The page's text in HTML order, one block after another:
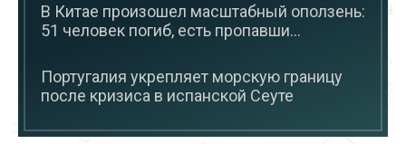
В Китае произошел масштабный оползень:
51 человек погиб, есть пропавши...
Португалия укрепляет морскую границу
после кризиса в испанской Сеуте